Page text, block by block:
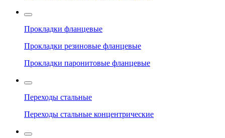
Прокладки фланцевые
Прокладки резиновые фланцевые
Прокладки паронитовые фланцевые
Переходы стальные
Переходы стальные концентрические